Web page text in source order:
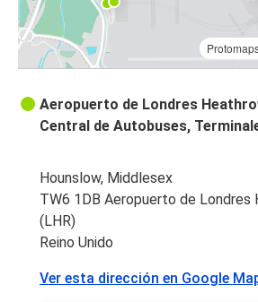
Aeropuerto de Londres
Central de Autobuses,
Hounslow, Middlesex
TW6 1DB Aeropuerto de Londres
(LHR)
Reino Unido
Ver esta dirección en Google